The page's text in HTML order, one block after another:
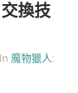
換技
In 魔物獵人: